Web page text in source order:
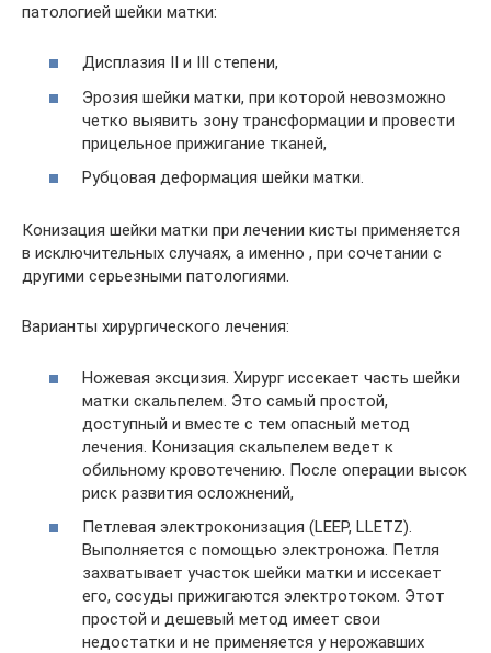
патологией шейки матки:
Дисплазия II и III степени,
Эрозия шейки матки, при которой невозможно
четко выявить зону трансформации и провести
прицельное прижигание тканей,
Рубцовая деформация шейки матки.
Конизация шейки матки при лечении кисты применяется
в исключительных случаях, а именно , при сочетании с
другими серьезными патологиями.
Варианты хирургического лечения:
Ножевая эксцизия. Хирург иссекает часть шейки
матки скальпелем. Это самый простой,
доступный и вместе с тем опасный метод
лечения. Конизация скальпелем ведет к
обильному кровотечению. После операции высок
риск развития осложнений,
Петлевая электроконизация (LEEP, LLETZ).
Выполняется с помощью электроножа. Петля
захватывает участок шейки матки и иссекает
его, сосуды прижигаются электротоком. Этот
простой и дешевый метод имеет свои
недостатки и не применяется у нерожавших